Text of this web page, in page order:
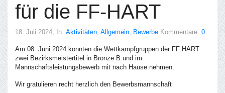
für die FF-HART
18. Juli 2024, In: Aktivitäten, Allgemein, Bewerbe Kommentare: 0
Am 08. Juni 2024 konnten die Wettkampfgruppen der FF HART
zwei Bezirksmeistertitel in Bronze B und im
Mannschaftsleistungsbewerb mit nach Hause nehmen.
Wir gratulieren recht herzlich den Bewerbsmannschaft